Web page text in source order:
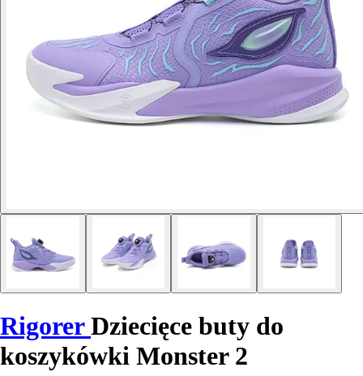
RigorerDziecięce buty do
koszykówki Monster 2